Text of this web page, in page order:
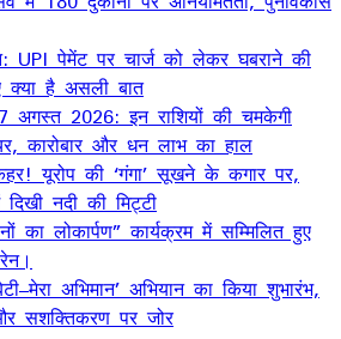
UPI पेमेंट पर चार्ज को लेकर घबराने की
क्या है असली बात
2026: इन राशियों की चमकेगी
कारोबार और धन लाभ का हाल
यूरोप की ‘गंगा’ सूखने के कगार पर,
नदी की मिट्टी
का लोकार्पण” कार्यक्रम में सम्मिलित हुए
अभिमान’ अभियान का किया शुभारंभ,
सशक्तिकरण पर जोर